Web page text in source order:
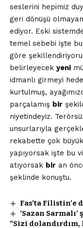
seslerini hepimiz
geri dönüşü olmayan
ediyor. Eski
temel sebebi işte
göre
belirleyecek yeni
idmanlı girmeyi
kurtulmuş,
parçalamış bir
niyetindeyiz.
unsurlarıyla
rekabette çok büyük
yapıyorsak işte bu
atıyorsak bir an
şeklinde konuştu.
Fas’ta Filistin’e
‘Sazan
“Sizi dolandırdım,